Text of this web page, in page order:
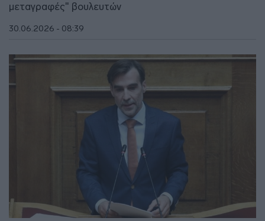
μεταγραφές" βουλευτών
30.06.2026 - 08:39